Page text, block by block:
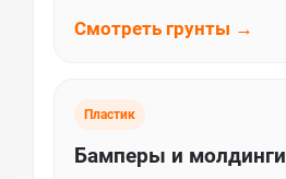
Смотреть грунты →
Пластик
Бамперы и молдинги